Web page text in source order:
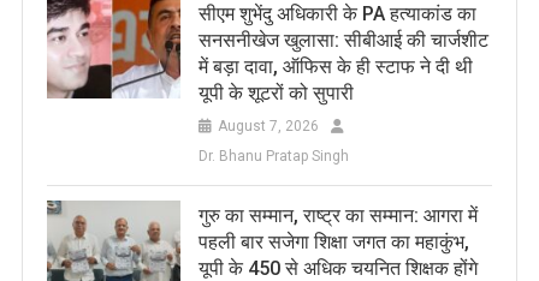
सीएम शुभेंदु अधिकारी के PA हत्याकांड का
सनसनीखेज खुलासा: सीबीआई की चार्जशीट
में बड़ा दावा, ऑफिस के ही स्टाफ ने दी थी
यूपी के शूटरों को सुपारी
August 7, 2026
Dr. Bhanu Pratap Singh
​गुरु का सम्मान, राष्ट्र का सम्मान: आगरा में
पहली बार सजेगा शिक्षा जगत का महाकुंभ,
यूपी के 450 से अधिक चयनित शिक्षक होंगे